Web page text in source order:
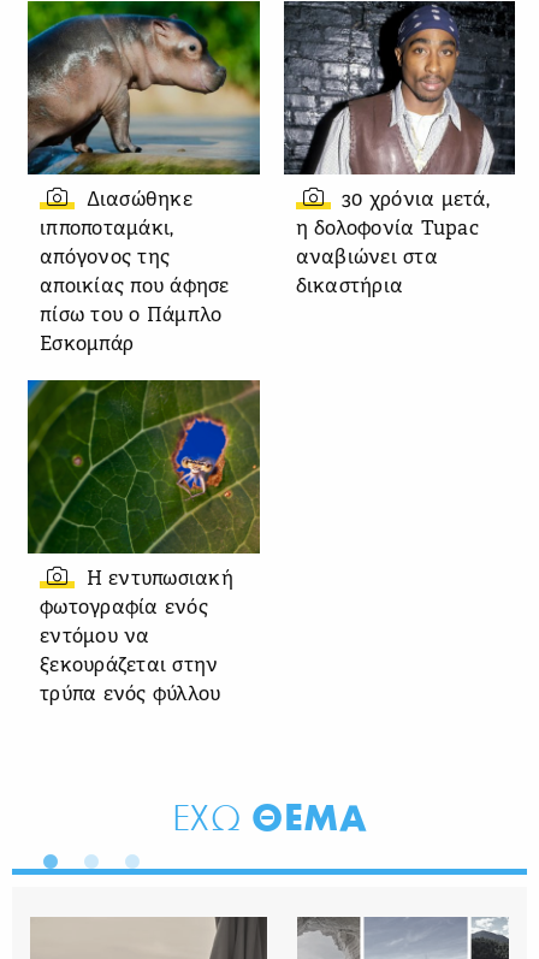
Διασώθηκε
ιπποποταμάκι,
απόγονος της
αποικίας που άφησε
πίσω του ο Πάμπλο
Εσκομπάρ
30 χρόνια μετά,
η δολοφονία Tupac
αναβιώνει στα
δικαστήρια
Η εντυπωσιακή
φωτογραφία ενός
εντόμου να
ξεκουράζεται στην
τρύπα ενός φύλλου
ΕΧΩ ΘΕΜΑ